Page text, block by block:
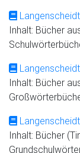
Inhalt: Bücher
Inhalt: Bücher
Inhalt: Bücher